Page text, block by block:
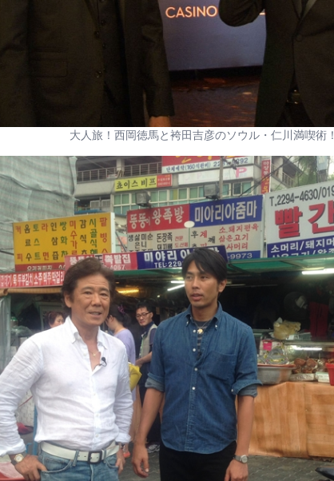
大人旅！西岡徳馬と袴田吉彦のソウル・仁川満喫術！